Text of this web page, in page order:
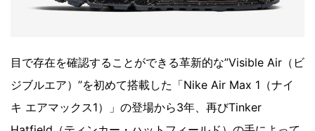
目で存在を確認することができる革新的な”Visible Air（ビ
ジブルエア）”を初めて搭載した「Nike Air Max 1（ナイ
キ エアマックス1）」の登場から3年、再びTinker